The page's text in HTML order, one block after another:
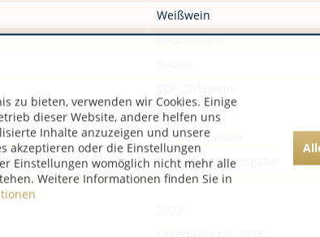
Weißwein
Deutschland
Weiß
Weißburgunder
trocken, keine Angabe
zu bieten, verwenden wir Cookies. Einige
dieser Website, andere helfen uns
Inhalte anzuzeigen und unsere
akzeptieren oder die Einstellungen
Einstellungen womöglich nicht mehr alle
Weitere Informationen finden Sie in